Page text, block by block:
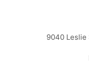
9040 Leslie